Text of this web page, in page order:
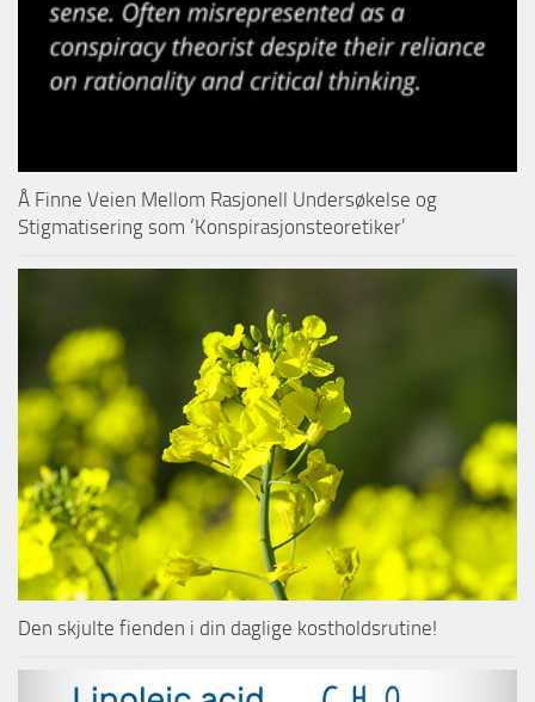
Å Finne Veien Mellom Rasjonell Undersøkelse og
Stigmatisering som ‘Konspirasjonsteoretiker’
Den skjulte fienden i din daglige kostholdsrutine!